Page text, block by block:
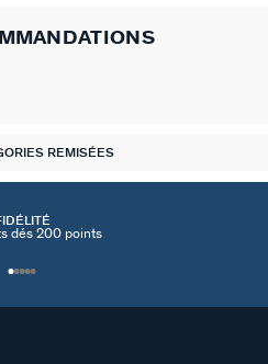
REMISÉES
dés 200 points